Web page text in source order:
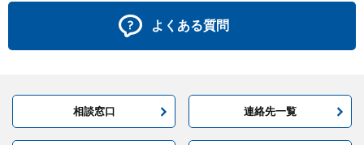
よくある質問
相談窓口 連絡先一覧